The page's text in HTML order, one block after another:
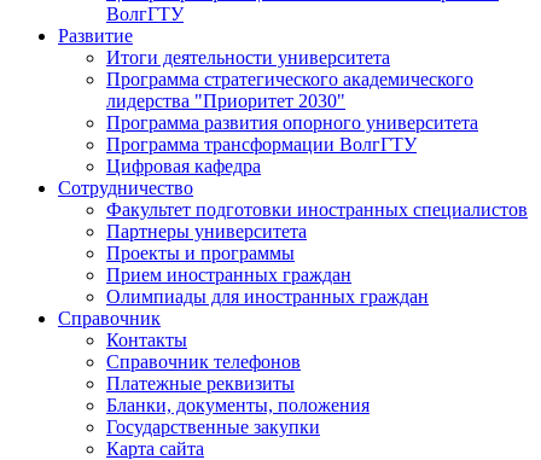
ВолгГТУ
Развитие
Итоги деятельности университета
Программа стратегического академического
лидерства "Приоритет 2030"
Программа развития опорного университета
Программа трансформации ВолгГТУ
Цифровая кафедра
Сотрудничество
Факультет подготовки иностранных специалистов
Партнеры университета
Проекты и программы
Прием иностранных граждан
Олимпиады для иностранных граждан
Справочник
Контакты
Справочник телефонов
Платежные реквизиты
Бланки, документы, положения
Государственные закупки
Карта сайта